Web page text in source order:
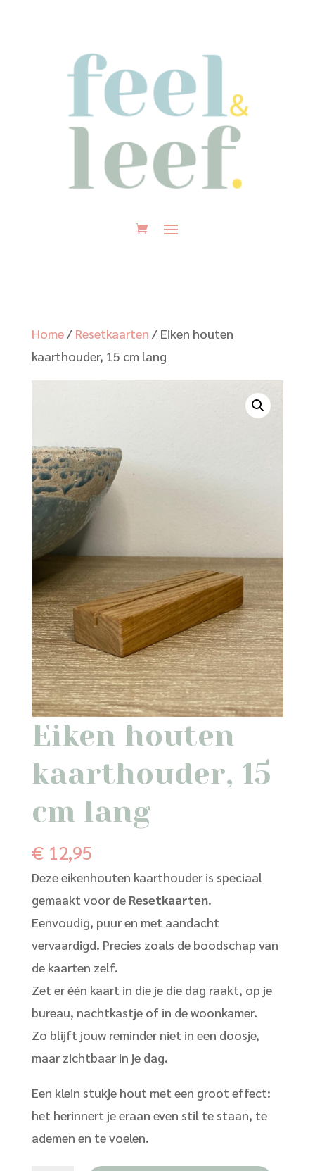
Home/ Resetkaarten / Eiken houten
kaarthouder, 15 cm lang
Eiken houten
kaarthouder, 15
cm lang
€ 12,95
Deze eikenhouten kaarthouder is speciaal
gemaakt voor de Resetkaarten.
Eenvoudig, puur en met aandacht
vervaardigd. Precies zoals de boodschap van
de kaarten zelf.
Zet er één kaart in die je die dag raakt, op je
bureau, nachtkastje of in de woonkamer.
Zo blijft jouw reminder niet in een doosje,
maar zichtbaar in je dag.
Een klein stukje hout met een groot effect:
het herinnert je eraan even stil te staan, te
ademen en te voelen.